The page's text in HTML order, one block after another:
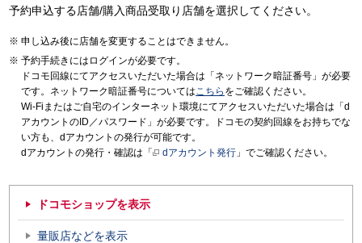
予約申込する店舗/購入商品受取り店舗を選択してください。
申し込み後に店舗を変更することはできません。
予約手続きにはログインが必要です。
ドコモ回線にてアクセスいただいた場合は「ネットワーク暗証番号」が必要
です。ネットワーク暗証番号についてはこちら をご確認ください。
Wi-Fiまたはご自宅のインターネット環境にてアクセスいただいた場合は「d
アカウントのID／パスワード」が必要です。ドコモの契約回線をお持ちでな
い方も、dアカウントの発行が可能です。
dアカウントの発行・確認は「
dアカウント発行 」でご確認ください。
ドコモショップを表示
量販店などを表示